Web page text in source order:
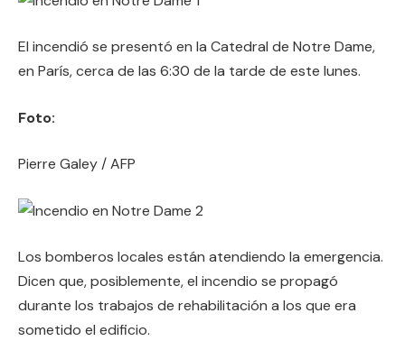
El incendió se presentó en la Catedral de Notre Dame,
en París, cerca de las 6:30 de la tarde de este lunes.
Foto:
Pierre Galey / AFP
Los bomberos locales están atendiendo la emergencia.
Dicen que, posiblemente, el incendio se propagó
durante los trabajos de rehabilitación a los que era
sometido el edificio.